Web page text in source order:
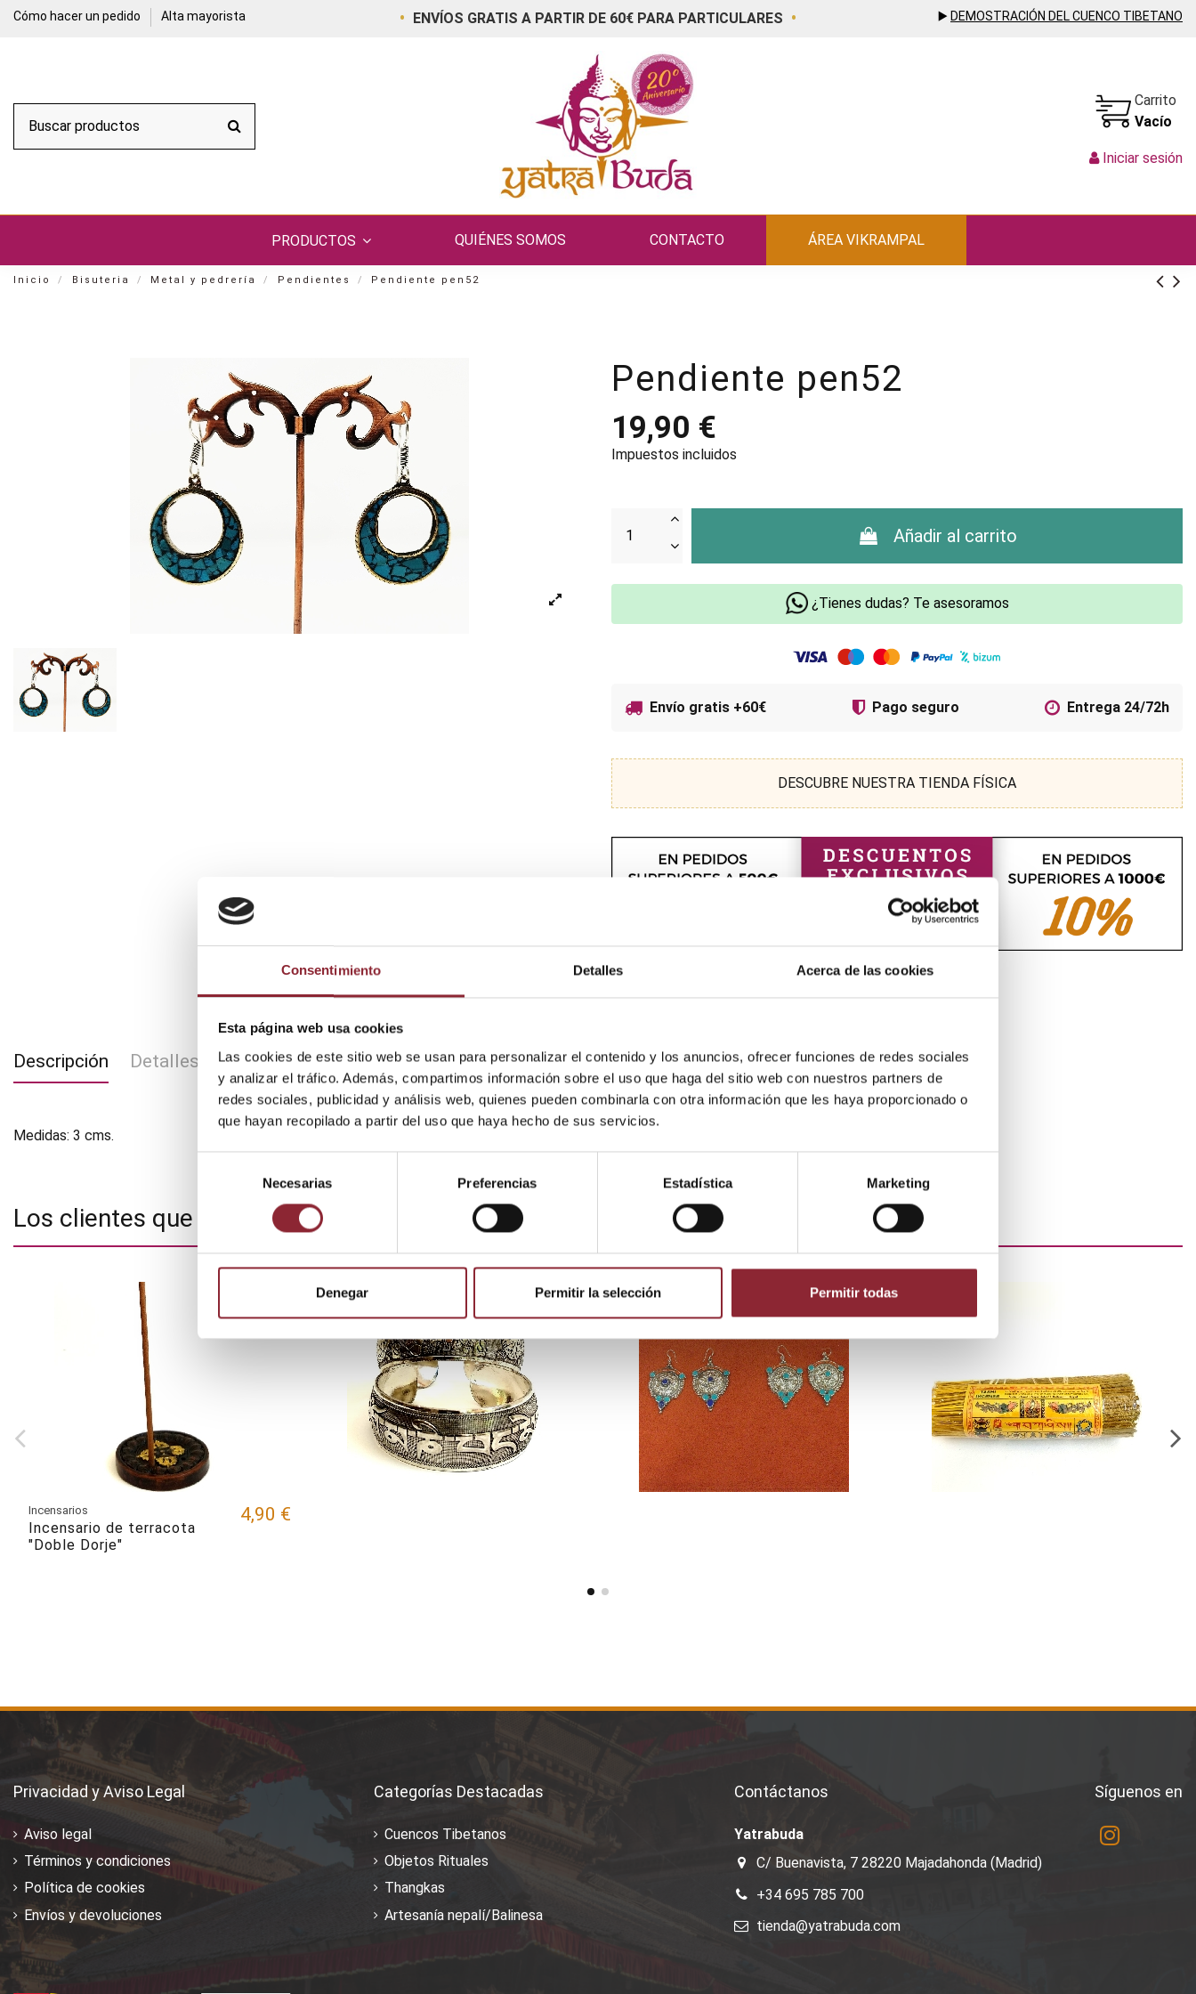
Consentimiento Detalles Acerca de las cookies
Esta página web usa cookies
Las cookies de este sitio web se usan para personalizar el contenido y los anuncios, ofrecer funciones de redes sociales
y analizar el tráfico. Además, compartimos información sobre el uso que haga del sitio web con nuestros partners de
redes sociales, publicidad y análisis web, quienes pueden combinarla con otra información que les haya proporcionado o
que hayan recopilado a partir del uso que haya hecho de sus servicios.
consentimiento
Necesarias Preferencias Estadística Marketing
Denegar Permitir la selección Permitir todas
Cómo hacer un pedido Alta mayorista • ENVÍOS GRATIS A PARTIR DE 60€ PARA PARTICULARES • ▶️ DEMOSTRACIÓN DEL CUENCO TIBETANO
Carrito
Vacío
Iniciar sesión
PRODUCTOS QUIÉNES SOMOS CONTACTO ÁREA VIKRAMPAL
Inicio Bisuteria Metal y pedrería Pendientes Pendiente pen52
Pendiente pen52
19,90 €
Impuestos incluidos
Añadir al carrito
¿Tienes dudas? Te asesoramos
Envío gratis +60€ Pago seguro Entrega 24/72h
DESCUBRE NUESTRA TIENDA FÍSICA
Descripción Detalles del producto
Medidas: 3 cms.
Los clientes que adquirieron este producto también compraron:
Privacidad y Aviso Legal
Aviso legal
Términos y condiciones
Política de cookies
Envíos y devoluciones
Categorías Destacadas
Cuencos Tibetanos
Objetos Rituales
Thangkas
Artesanía nepalí/Balinesa
Contáctanos
Yatrabuda
C/ Buenavista, 7 28220 Majadahonda (Madrid)
+34 695 785 700
tienda@yatrabuda.com
Síguenos en